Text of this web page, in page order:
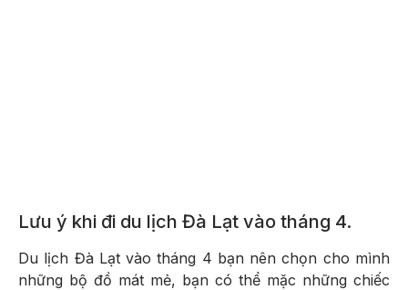
Lưu ý khi đi du lịch Đà Lạt vào tháng 4.
Du lịch Đà Lạt vào tháng 4 bạn nên chọn cho mình
những bộ đồ mát mẻ, bạn có thể mặc những chiếc